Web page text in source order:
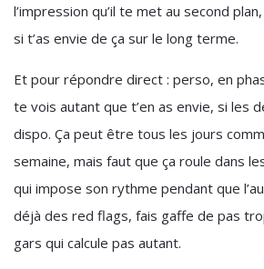
l’impression qu’il te met au second
si t’as envie de ça sur le long terme.
Et pour répondre direct : perso, en
te vois autant que t’en as envie, si les
dispo. Ça peut être tous les jours
semaine, mais faut que ça roule dans
qui impose son rythme pendant que
déjà des red flags, fais gaffe de pas
gars qui calcule pas autant.